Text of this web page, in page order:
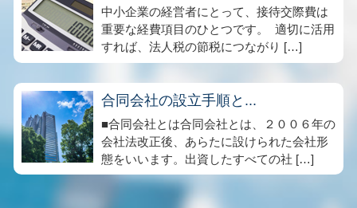
中小企業の経営者にとって、接待交際費は
重要な経費項目のひとつです。 適切に活用
すれば、法人税の節税につながり […]
合同会社の設立手順と...
■合同会社とは合同会社とは、２００６年の
会社法改正後、あらたに設けられた会社形
態をいいます。出資したすべての社 […]